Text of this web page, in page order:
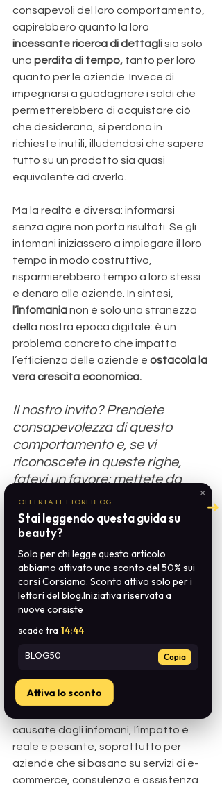
consapevoli del loro comportamento,
capirebbero quanto la loro
incessante ricerca di dettagli sia solo
una perdita di tempo, tanto per loro
quanto per le aziende. Invece di
impegnarsi a guadagnare i soldi che
permetterebbero di acquistare ciò
che desiderano, si perdono in
richieste inutili, illudendosi che sapere
tutto su un prodotto sia quasi
equivalente ad averlo.
Ma la realtà è diversa: informarsi
senza agire non porta risultati. Se gli
infomani iniziassero a impiegare il loro
tempo in modo costruttivo,
risparmierebbero tempo a loro stessi
e denaro alle aziende. In sintesi,
l’infomania non è solo una stranezza
della nostra epoca digitale: è un
problema concreto che impatta
l’efficienza delle aziende e ostacola la
vera crescita economica.
Il nostro invito? Prendete
consapevolezza di questo
comportamento e, se vi
riconoscete in queste righe,
fatevi un favore: mettete da
parte il vostro bisogno di
informazioni continue e iniziate
a trasformare la vostra
curiosità in azioni concrete.
Il Costo Economico degli
Infomani: Quanto
Perdono Realmente le
Aziende?
Anche se non esistono stime precise
causate dagli infomani, l’impatto è
reale e pesante, soprattutto per
aziende che si basano su servizi di e-
commerce, consulenza e assistenza
✕
➜
OFFERTA LETTORI BLOG
Stai leggendo questa guida su
beauty?
Solo per chi legge questo articolo
abbiamo attivato uno sconto del 50% sui
corsi Corsiamo. Sconto attivo solo per i
lettori del blog.Iniziativa riservata a
nuove corsiste
scade tra 14:44
BLOG50 Copia
Attiva lo sconto